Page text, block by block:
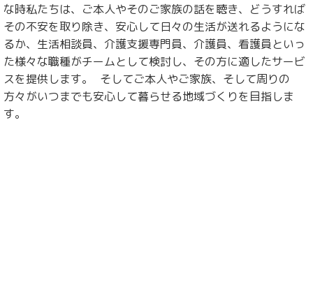
な時私たちは、ご本人やそのご家族の話を聴き、どうすれば
その不安を取り除き、安心して日々の生活が送れるようにな
るか、生活相談員、介護支援専門員、介護員、看護員といっ
た様々な職種がチームとして検討し、その方に適したサービ
スを提供します。 そしてご本人やご家族、そして周りの
方々がいつまでも安心して暮らせる地域づくりを目指しま
す。